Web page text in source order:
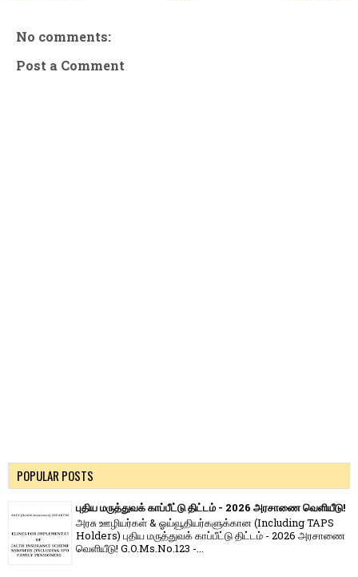
No comments:
Post a Comment
POPULAR POSTS
புதிய மருத்துவக் காப்பீட்டு திட்டம் - 2026 அரசாணை வெளியீடு!
அரசு ஊழியர்கள் & ஓய்வூதியர்களுக்கான (Including TAPS
Holders) புதிய மருத்துவக் காப்பீட்டு திட்டம் - 2026 அரசாணை
வெளியீடு! G.O.Ms.No.123 -...